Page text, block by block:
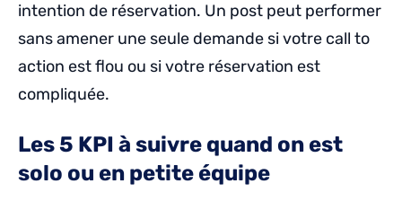
intention de réservation. Un post peut performer
sans amener une seule demande si votre call to
action est flou ou si votre réservation est
compliquée.
Les 5 KPI à suivre quand on est
solo ou en petite équipe